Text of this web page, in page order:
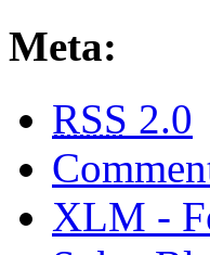
Meta:
RSS 2.0
XLM -